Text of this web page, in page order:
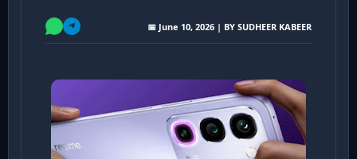
📅 June 10, 2026 | BY SUDHEER KABEER